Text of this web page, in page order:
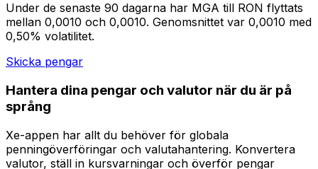
Under de senaste 90 dagarna har MGA till RON flyttats
mellan 0,0010 och 0,0010. Genomsnittet var 0,0010 med
0,50% volatilitet.
Skicka pengar
Hantera dina pengar och valutor när du är på
språng
Xe-appen har allt du behöver för globala
penningöverföringar och valutahantering. Konvertera
valutor, ställ in kursvarningar och överför pengar